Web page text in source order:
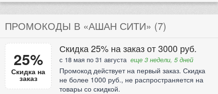
ПРОМОКОДЫ В «АШАН СИТИ» (7)
25%
Скидка на
заказ
Скидка 25% на заказ от 3000 руб.
с 18 мая по 31 августа еще 3 недели, 5 дней
Промокод действует на первый заказ. Скидка
не более 1000 руб., не распространяется на
товары со скидкой.